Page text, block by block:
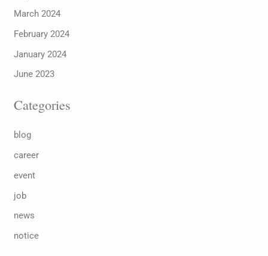
March 2024
February 2024
January 2024
June 2023
Categories
blog
career
event
job
news
notice